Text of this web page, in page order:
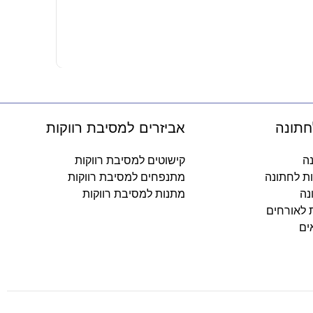
לחתונה
לאורחים
אביזרים למסיבת רווקות
קישוטים למסיבת רווקות
מתנפחים למסיבת רווקות
מתנות למסיבת רווקות